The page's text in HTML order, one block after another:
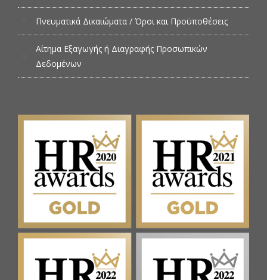
Πνευματικά Δικαιώματα / Όροι και Προϋποθέσεις
Αίτημα Εξαγωγής ή Διαγραφής Προσωπικών
Δεδομένων